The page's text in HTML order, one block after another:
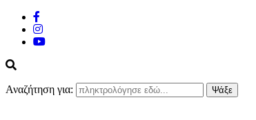
Αναζήτηση για: